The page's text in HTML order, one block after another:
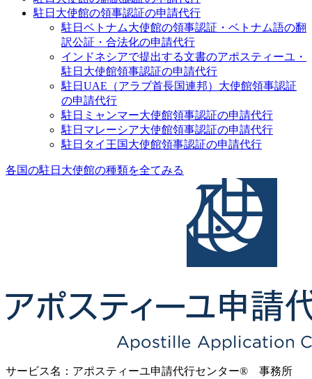
駐日大使館の領事認証の申請代行
駐日ベトナム大使館の領事認証・ベトナム語の翻
訳公証・合法化の申請代行
インドネシアで提出する文書のアポスティーユ・
駐日大使館領事認証の申請代行
駐日UAE（アラブ首長国連邦）大使館領事認証
の申請代行
駐日ミャンマー大使館領事認証の申請代行
駐日マレーシア大使館領事認証の申請代行
駐日タイ王国大使館領事認証の申請代行
各国の駐日大使館の種類を全てみる
サービス名：アポスティーユ申請代行センター® 事務所